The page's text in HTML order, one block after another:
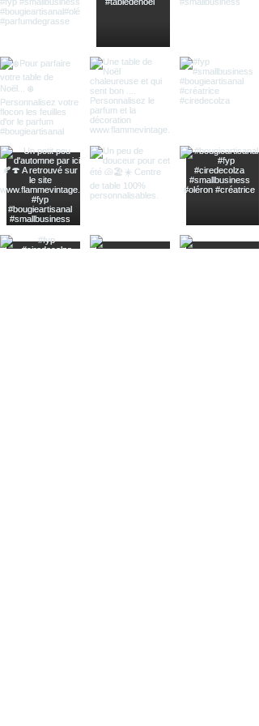
ues).